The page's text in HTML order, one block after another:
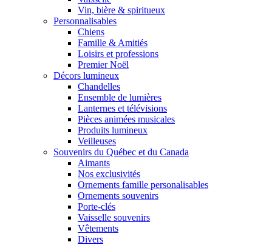
Vin, bière & spiritueux
Personnalisables
Chiens
Famille & Amitiés
Loisirs et professions
Premier Noël
Décors lumineux
Chandelles
Ensemble de lumières
Lanternes et télévisions
Pièces animées musicales
Produits lumineux
Veilleuses
Souvenirs du Québec et du Canada
Aimants
Nos exclusivités
Ornements famille personalisables
Ornements souvenirs
Porte-clés
Vaisselle souvenirs
Vêtements
Divers